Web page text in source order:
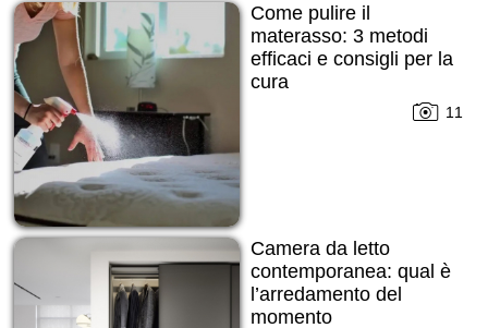
Come pulire il
materasso: 3 metodi
efficaci e consigli per la
cura
11
Camera da letto
contemporanea: qual è
l’arredamento del
momento